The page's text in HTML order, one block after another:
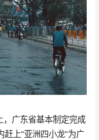
广东省基本制定完成
上“亚洲四小龙”为广